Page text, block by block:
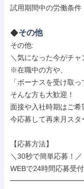
試用期間中の労働条件
その他
その他:
＼気になった今がチャ
※在職中の方や、
「ボーナスを受け取っ
そんな方も大歓迎！
面接や入社時期はご
今応募して再来月スタ
【応募方法】
＼30秒で簡単応募！／
WEBで24時間応募受